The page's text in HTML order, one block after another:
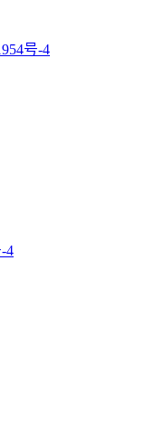
号-4
4